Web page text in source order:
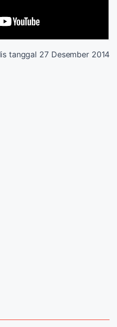
tanggal 27 Desember 2014